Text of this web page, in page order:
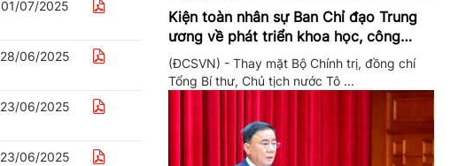
01/07/2025
28/06/2025
23/06/2025
23/06/2025
Kiện toàn nhân sự Ban Chỉ đạo Trung
ương về phát triển khoa học, công
nghệ, đổi mới sáng tạo và chuyển đổi
số
(ĐCSVN) - Thay mặt Bộ Chính trị, đồng chí
Tổng Bí thư, Chủ tịch nước Tô ...